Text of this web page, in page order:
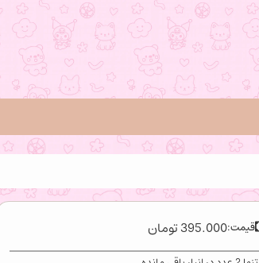
قیمت:395.000تومان